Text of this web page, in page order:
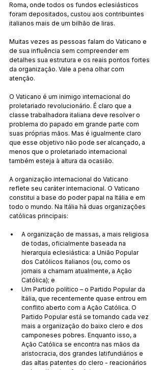
Roma, onde todos os fundos eclesiásticos
foram depositados, custou aos contribuintes
italianos mais de um bilhão de liras.
Muitas vezes as pessoas falam do Vaticano e
de sua influência sem compreender em
detalhes sua estrutura e os reais pontos fortes
da organização. Vale a pena olhar com
atenção.
O Vaticano é um inimigo internacional do
proletariado revolucionário. É claro que a
classe trabalhadora italiana deve resolver o
problema do papado em grande parte com
suas próprias mãos. Mas é igualmente claro
que esse objetivo não pode ser alcançado, a
menos que o proletariado internacional
também esteja à altura da ocasião.
A organização internacional do Vaticano
reflete seu caráter internacional. O Vaticano
constitui a base do poder papal na Itália e em
todo o mundo. Na Itália há duas organizações
católicas principais:
A organização de massas, a mais religiosa
de todas, oficialmente baseada na
hierarquia eclesiástica: a União Popular
dos Católicos Italianos (ou, como os
jornais a chamam atualmente, a Ação
Católica); e
Um Partido político – o Partido Popular da
Itália, que recentemente quase entrou em
conflito aberto com a Ação Católica. O
Partido Popular está se tornando cada vez
mais a organização do baixo clero e dos
camponeses pobres. Enquanto isso, a
Ação Católica se encontra nas mãos da
aristocracia, dos grandes latifundiários e
das altas patentes do clero - reacionários